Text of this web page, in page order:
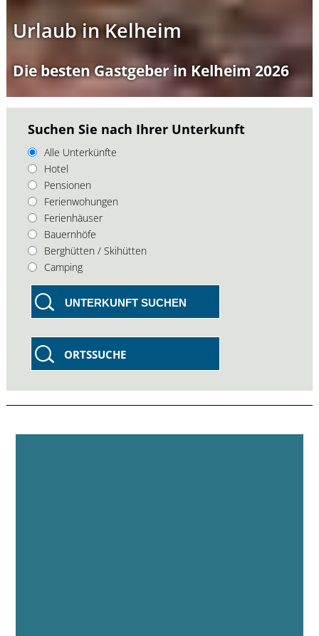
Urlaub in Kelheim
Die besten Gastgeber in Kelheim 2026
Suchen Sie nach Ihrer Unterkunft
Alle Unterkünfte
Hotel
Pensionen
Ferienwohungen
Ferienhäuser
Bauernhöfe
Berghütten / Skihütten
Camping
UNTERKUNFT SUCHEN
ORTSSUCHE